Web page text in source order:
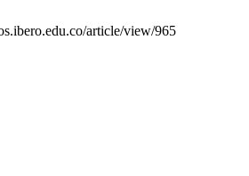
article/view/965